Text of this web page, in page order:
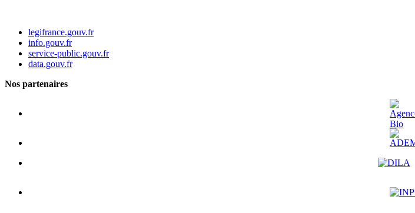
legifrance.gouv.fr
info.gouv.fr
service-public.gouv.fr
data.gouv.fr
Nos partenaires